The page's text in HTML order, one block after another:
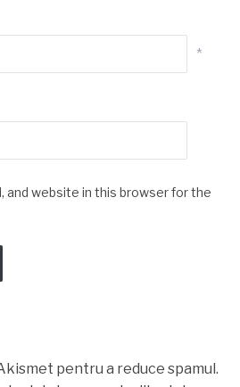
*
and website in this browser for the
pentru a reduce spamul.